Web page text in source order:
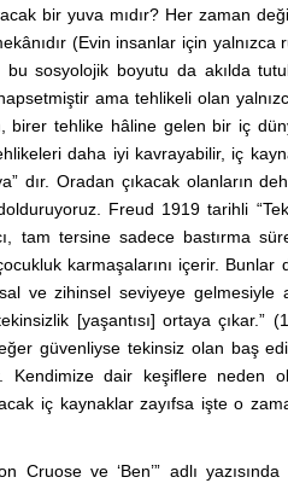
bir yuva mıdır? Her zaman
(Evin insanlar için yalnızca
sosyolojik boyutu da akılda
ama tehlikeli olan
birer tehlike hâline gelen bir iç
daha iyi kavrayabilir, iç
dır. Oradan çıkacak olanların
Freud 1919 tarihli
tam tersine sadece bastırma
karmaşalarını içerir. Bunlar
ve zihinsel seviyeye gelmesiyle
[yaşantısı] ortaya çıkar.”
güvenliyse tekinsiz olan baş
Kendimize dair keşiflere neden
iç kaynaklar zayıfsa işte o
Cruose ve ‘Ben’” adlı yazısında